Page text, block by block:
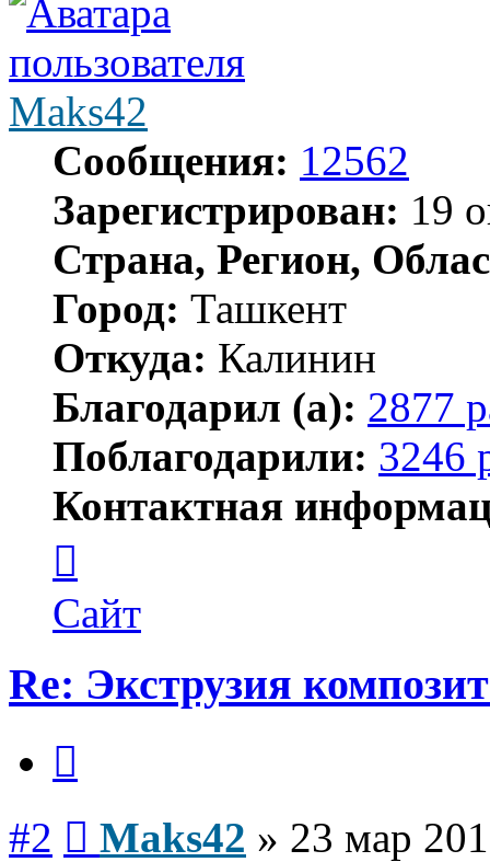
Maks42
Сообщения: 12562
Зарегистрирован: 19
Страна, Регион,
Город: Ташкент
Откуда: Калинин
Благодарил (а): 2877
Поблагодарили: 3246
Контактная
пользователя
Maks42
Сайт
Re: Экструзия
#2 Maks42 » 23 мар